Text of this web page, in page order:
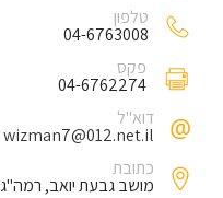
טלפון
04-6763008
פקס
04-6762274
דוא"ל
wizman7@012.net.il
כתובת
מושב גבעת יואב, רמה"ג 12946